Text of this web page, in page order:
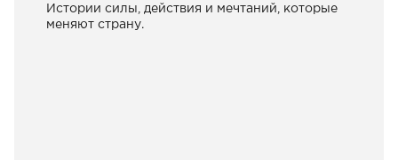
Истории силы, действия и мечтаний, которые
меняют страну.